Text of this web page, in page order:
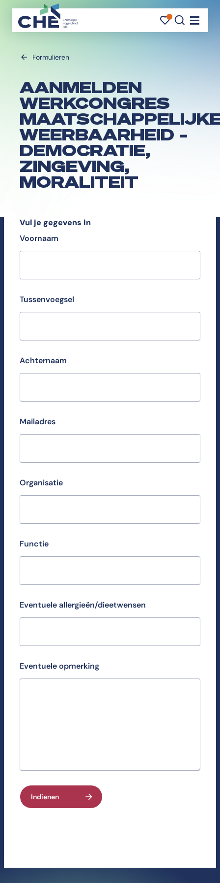
Formulieren
AANMELDEN
WERKCONGRES
WEERBAARHEID –
DEMOCRATIE,
ZINGEVING,
MORALITEIT
Vul je gegevens in
Voornaam
Tussenvoegsel
Achternaam
Mailadres
Organisatie
Functie
Eventuele allergieën/dieetwensen
Eventuele opmerking